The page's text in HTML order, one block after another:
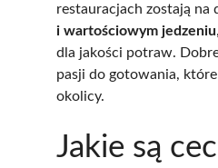
restauracjach zostają na
i wartościowym jedzeniu
dla jakości potraw.
pasji do gotowania,
okolicy.
Jakie są